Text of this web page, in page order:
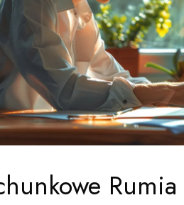
Rumia